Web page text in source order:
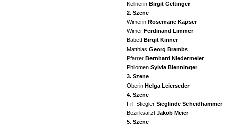
Kellnerin Birgit Geltinger
2. Szene
Wimerin Rosemarie Kapser
Wimer Ferdinand Limmer
Babett Birgit Kinner
Matthias Georg Brambs
Pfarrer Bernhard Niedermeier
Philomen Sylvia Blenninger
3. Szene
Oberin Helga Leierseder
4. Szene
Frl. Stiegler Sieglinde Scheidhammer
Bezirksarzt Jakob Meier
5. Szene